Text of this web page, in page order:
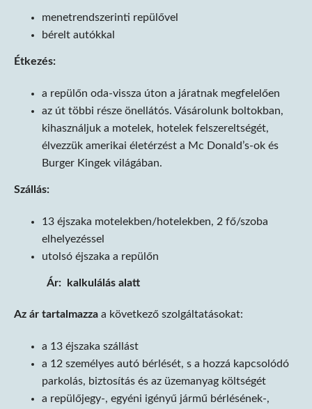
menetrendszerinti repülővel
bérelt autókkal
Étkezés:
a repülőn oda-vissza úton a járatnak megfelelően
az út többi része önellátós. Vásárolunk boltokban,
kihasználjuk a motelek, hotelek felszereltségét,
élvezzük amerikai életérzést a Mc Donald’s-ok és
Burger Kingek világában.
Szállás:
13 éjszaka motelekben/hotelekben, 2 fő/szoba
elhelyezéssel
utolsó éjszaka a repülőn
Ár: kalkulálás alatt
Az ár tartalmazza a következő szolgáltatásokat:
a 13 éjszaka szállást
a 12 személyes autó bérlését, s a hozzá kapcsolódó
parkolás, biztosítás és az üzemanyag költségét
a repülőjegy-, egyéni igényű jármű bérlésének-,